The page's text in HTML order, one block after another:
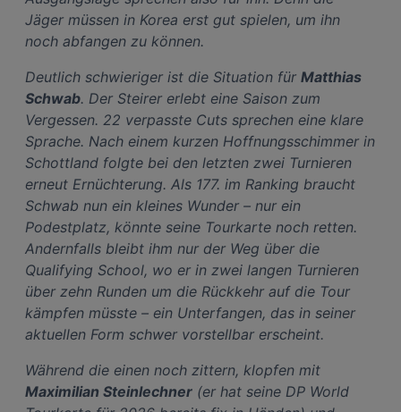
Jäger müssen in Korea erst gut spielen, um ihn
noch abfangen zu können.
Deutlich schwieriger ist die Situation für Matthias
Schwab. Der Steirer erlebt eine Saison zum
Vergessen. 22 verpasste Cuts sprechen eine klare
Sprache. Nach einem kurzen Hoffnungsschimmer in
Schottland folgte bei den letzten zwei Turnieren
erneut Ernüchterung. Als 177. im Ranking braucht
Schwab nun ein kleines Wunder – nur ein
Podestplatz, könnte seine Tourkarte noch retten.
Andernfalls bleibt ihm nur der Weg über die
Qualifying School, wo er in zwei langen Turnieren
über zehn Runden um die Rückkehr auf die Tour
kämpfen müsste – ein Unterfangen, das in seiner
aktuellen Form schwer vorstellbar erscheint.
Während die einen noch zittern, klopfen mit
Maximilian Steinlechner (er hat seine DP World